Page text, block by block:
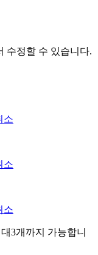
수정할 수 있습니다.
소
소
소
3개까지 가능합니